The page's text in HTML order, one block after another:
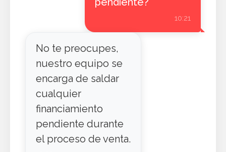
10:21
No te preocupes,
nuestro equipo se
encarga de saldar
cualquier
financiamiento
pendiente durante
el proceso de venta.